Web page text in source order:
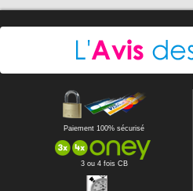
Paiement 100% sécurisé
3 ou 4 fois CB